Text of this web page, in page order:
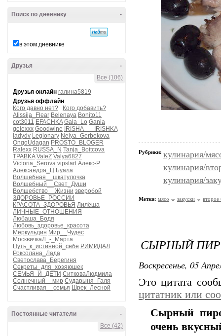
-
Поиск по дневнику
в этом дневнике
-
Друзья
Все (106)
Друзья онлайн галина5819
Друзья оффлайн
Кого давно нет?
Кого добавить?
Alissija_Flear Belenaya Bonito11
cot3011 EFACHKA Gala_Lo Gania
gelexxx Goodwine
IRISHA___IRISHKA
ladydv Legionary Nelya_Gerbekova
OngoUdagan PROSTO_BLOGER
Ralexx RUSSA_N Tanja_Boitcova
TPABKA ValeZ Valya6827
Victoria_Serova vipstart Алекс-Р
Александра_Ц Буала
Волшебная__шкатулочка
Волшебный__Свет_Души
Волшебство__Жизни зверобой
ЗДОРОВЬЕ_РОССИИ
КРАСОТА_ЗДОРОВЬЯ Лилёша
ЛИЧНЫЕ_ОТНОШЕНИЯ
Любаша_Бодя
Любовь_здоровье_красота
Меркульдин Мир__Чудес
МосквичкаЛ_-_Марта
Путь_к_истинной_себе РИМИДАЛ
Роксолана_Лада
Светослава_Берегиня
Секреты_для_хозяюшек
СЕМЬЯ_И_ДЕТИ СитковаЛюдмила
Солнечный__мир Сударыня_Галя
Счастливая__семья Шрек_Лесной
-
Постоянные читатели
Все (42)
Рубрики: кулинария/
кулинария/
кулинария/
Метки: мясо закуски второе
СЫРНЫЙ
Воскресенье, 05
Это цитата
цитатник или
Сырный
очень